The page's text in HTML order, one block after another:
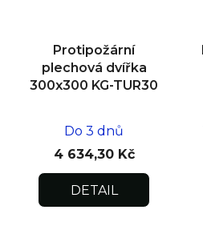
Protipožární
plechová dvířka
300x300 KG-TUR30
Do 3 dnů
4 634,30 Kč
DETAIL